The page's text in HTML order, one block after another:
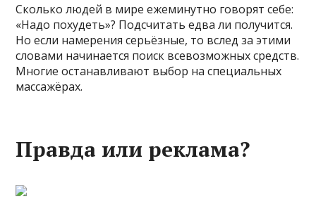
Сколько людей в мире ежеминутно говорят себе:
«Надо похудеть»? Подсчитать едва ли получится.
Но если намерения серьёзные, то вслед за этими
словами начинается поиск всевозможных средств.
Многие останавливают выбор на специальных
массажёрах.
Правда или реклама?